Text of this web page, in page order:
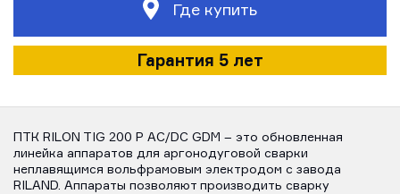
Где купить
Гарантия 5 лет
ПТК RILON TIG 200 P AC/DC GDM – это обновленная
линейка аппаратов для аргонодуговой сварки
неплавящимся вольфрамовым электродом с завода
RILAND. Аппараты позволяют производить сварку